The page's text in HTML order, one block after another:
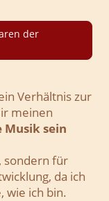
der
Verhältnis zur
meinen
Musik sein
sondern für
da ich
wie ich bin.